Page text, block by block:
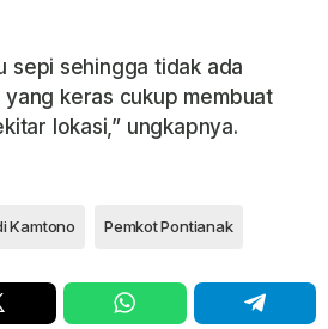
sepi sehingga tidak ada
keras cukup membuat
lokasi,” ungkapnya.
Kamtono Pemkot Pontianak